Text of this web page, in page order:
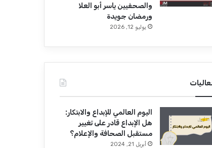
والصحفيين ياسر أبو العلا
ورمضان جويدة
يوليو 12, 2026
اليوم العالمي للإبداع والابتكار:
هل الإبداع قادر على تغيير
مستقبل الصحافة والإعلام؟
أبريل 21, 2024